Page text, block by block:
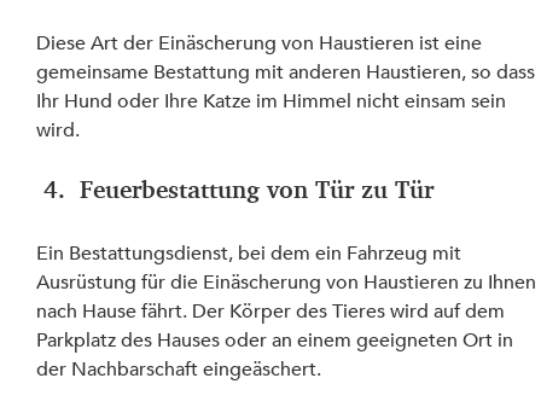
Diese Art der Einäscherung von Haustieren ist eine
gemeinsame Bestattung mit anderen Haustieren, so dass
Ihr Hund oder Ihre Katze im Himmel nicht einsam sein
wird.
4.  Feuerbestattung von Tür zu Tür
Ein Bestattungsdienst, bei dem ein Fahrzeug mit
Ausrüstung für die Einäscherung von Haustieren zu Ihnen
nach Hause fährt. Der Körper des Tieres wird auf dem
Parkplatz des Hauses oder an einem geeigneten Ort in
der Nachbarschaft eingeäschert.